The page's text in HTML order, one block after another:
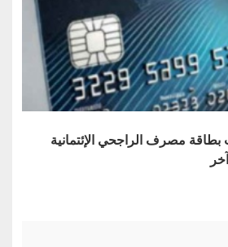
مصرف الراجحي الإئتمانية